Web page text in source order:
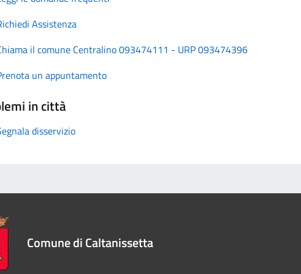
Assistenza
il comune Centralino 093474111 - URP 093474396
un appuntamento
in città
disservizio
Comune di Caltanissetta